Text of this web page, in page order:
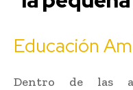
Educación
Dentro de las